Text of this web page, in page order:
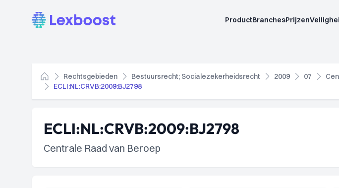
Lexboost ProductBranchesPrijzen
Home
Rechtsgebieden Bestuursrecht; Socialezekerheidsrecht 2009 07
ECLI:NL:CRVB:2009:BJ2798
ECLI:NL:CRVB:2009:BJ2798
Centrale Raad van Beroep